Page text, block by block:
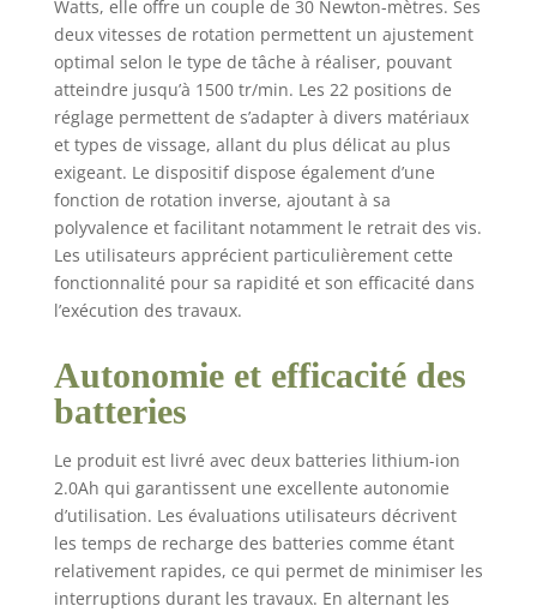
Watts, elle offre un couple de 30 Newton-mètres. Ses
deux vitesses de rotation permettent un ajustement
optimal selon le type de tâche à réaliser, pouvant
atteindre jusqu’à 1500 tr/min. Les 22 positions de
réglage permettent de s’adapter à divers matériaux
et types de vissage, allant du plus délicat au plus
exigeant. Le dispositif dispose également d’une
fonction de rotation inverse, ajoutant à sa
polyvalence et facilitant notamment le retrait des vis.
Les utilisateurs apprécient particulièrement cette
fonctionnalité pour sa rapidité et son efficacité dans
l’exécution des travaux.
Autonomie et efficacité des
batteries
Le produit est livré avec deux batteries lithium-ion
2.0Ah qui garantissent une excellente autonomie
d’utilisation. Les évaluations utilisateurs décrivent
les temps de recharge des batteries comme étant
relativement rapides, ce qui permet de minimiser les
interruptions durant les travaux. En alternant les